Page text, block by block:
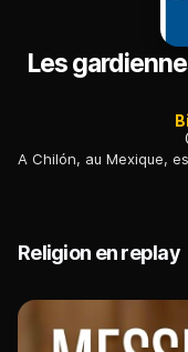
Les
Religion en replay